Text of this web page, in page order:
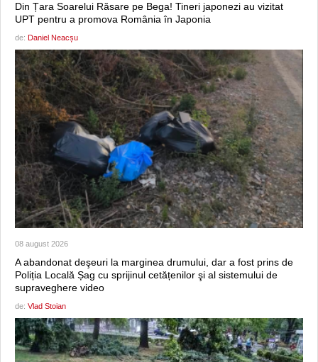
Din Țara Soarelui Răsare pe Bega! Tineri japonezi au vizitat
UPT pentru a promova România în Japonia
de: Daniel Neacșu
08 august 2026
A abandonat deşeuri la marginea drumului, dar a fost prins de
Poliția Locală Șag cu sprijinul cetățenilor şi al sistemului de
supraveghere video
de: Vlad Stoian